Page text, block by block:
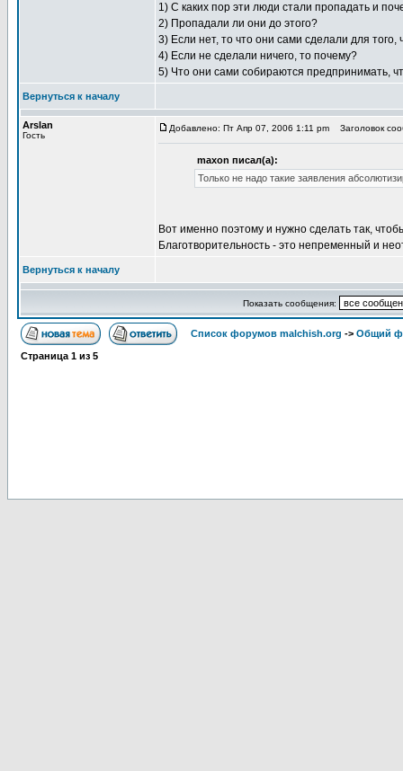
1) С каких пор эти люди стали пропадать и
2) Пропадали ли они до этого?
3) Если нет, то что они сами сделали для
4) Если не сделали ничего, то почему?
5) Что они сами собираются предпринимать,
Вернуться к началу
Arslan
Гость
Добавлено: Пт Апр 07, 2006 1:11 pm Заголовок
maxon писал(а):
Только не надо такие заявления
Вот именно поэтому и нужно сделать так,
Благотворительность - это непременный и
Вернуться к началу
Показать сообщения:
Список форумов malchish.org -> Общий
Страница 1 из 5